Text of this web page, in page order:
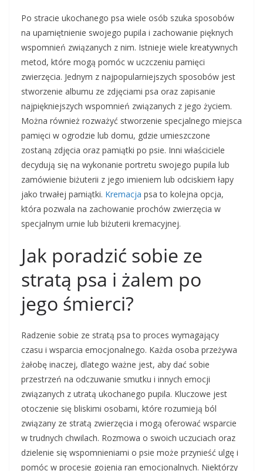
Po stracie ukochanego psa wiele osób szuka sposobów
na upamiętnienie swojego pupila i zachowanie pięknych
wspomnień związanych z nim. Istnieje wiele kreatywnych
metod, które mogą pomóc w uczczeniu pamięci
zwierzęcia. Jednym z najpopularniejszych sposobów jest
stworzenie albumu ze zdjęciami psa oraz zapisanie
najpiękniejszych wspomnień związanych z jego życiem.
Można również rozważyć stworzenie specjalnego miejsca
pamięci w ogrodzie lub domu, gdzie umieszczone
zostaną zdjęcia oraz pamiątki po psie. Inni właściciele
decydują się na wykonanie portretu swojego pupila lub
zamówienie biżuterii z jego imieniem lub odciskiem łapy
jako trwałej pamiątki. Kremacja psa to kolejna opcja,
która pozwala na zachowanie prochów zwierzęcia w
specjalnym urnie lub biżuterii kremacyjnej.
Jak poradzić sobie ze
stratą psa i żalem po
jego śmierci?
Radzenie sobie ze stratą psa to proces wymagający
czasu i wsparcia emocjonalnego. Każda osoba przeżywa
żałobę inaczej, dlatego ważne jest, aby dać sobie
przestrzeń na odczuwanie smutku i innych emocji
związanych z utratą ukochanego pupila. Kluczowe jest
otoczenie się bliskimi osobami, które rozumieją ból
związany ze stratą zwierzęcia i mogą oferować wsparcie
w trudnych chwilach. Rozmowa o swoich uczuciach oraz
dzielenie się wspomnieniami o psie może przynieść ulgę i
pomóc w procesie gojenia ran emocjonalnych. Niektórzy